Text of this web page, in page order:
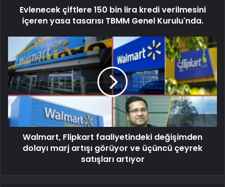
Evlenecek çiftlere 150 bin lira kredi verilmesini
içeren yasa tasarısı TBMM Genel Kurulu'nda.
Walmart, Flipkart faaliyetindeki değişimden
dolayı marj artışı görüyor ve üçüncü çeyrek
satışları artıyor